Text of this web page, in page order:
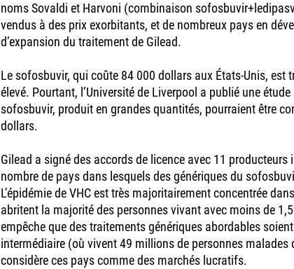
noms Sovaldi et Harvoni (combinaison
vendus à des prix exorbitants, et de nombreux pays en
d’expansion du traitement de Gilead.
Le sofosbuvir, qui coûte 84 000 dollars aux États-Unis, est
élevé. Pourtant, l’Université de Liverpool a publié une
sofosbuvir, produit en grandes quantités, pourraient être
dollars.
Gilead a signé des accords de licence avec 11
nombre de pays dans lesquels des génériques du
L’épidémie de VHC est très majoritairement concentrée
abritent la majorité des personnes vivant avec moins de
empêche que des traitements génériques abordables
intermédiaire (où vivent 49 millions de personnes malades
considère ces pays comme des marchés lucratifs.